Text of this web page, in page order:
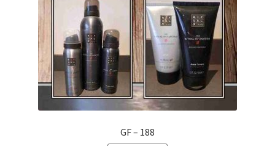
GF – 188